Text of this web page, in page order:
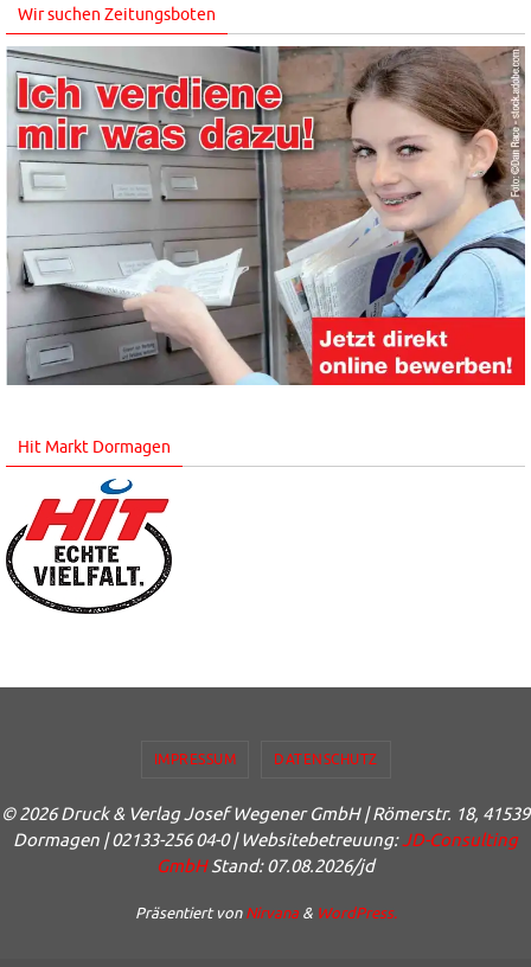
Wir suchen Zeitungsboten
Hit Markt Dormagen
IMPRESSUM DATENSCHUTZ
© 2026 Druck & Verlag Josef Wegener GmbH | Römerstr. 18, 41539
Dormagen | 02133-256 04-0 | Websitebetreuung:JD-Consulting
GmbHStand: 07.08.2026/jd
Präsentiert vonNirvana& WordPress.